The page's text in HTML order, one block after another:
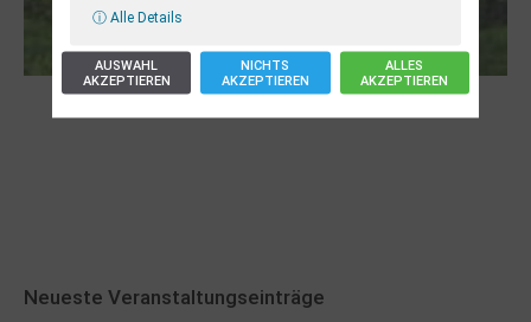
Neueste Veranstaltungseinträge
ⓘ Alle Details
AUSWAHL
AKZEPTIEREN
NICHTS
AKZEPTIEREN
ALLES
AKZEPTIEREN